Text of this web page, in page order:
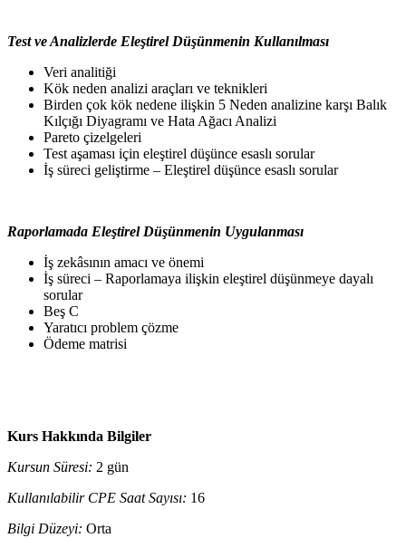
Test ve Analizlerde Eleştirel Düşünmenin Kullanılması
Veri analitiği
Kök neden analizi araçları ve teknikleri
Birden çok kök nedene ilişkin 5 Neden analizine karşı Balık
Kılçığı Diyagramı ve Hata Ağacı Analizi
Pareto çizelgeleri
Test aşaması için eleştirel düşünce esaslı sorular
İş süreci geliştirme – Eleştirel düşünce esaslı sorular
Raporlamada Eleştirel Düşünmenin Uygulanması
İş zekâsının amacı ve önemi
İş süreci – Raporlamaya ilişkin eleştirel düşünmeye dayalı
sorular
Beş C
Yaratıcı problem çözme
Ödeme matrisi
Kurs Hakkında Bilgiler
Kursun Süresi: 2 gün
Kullanılabilir CPE Saat Sayısı: 16
Bilgi Düzeyi: Orta